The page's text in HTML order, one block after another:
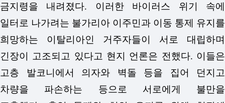
금지령을 내려졌다. 이러한 바이러스 위기 속에
일터로 나가려는 불가리아 이주민과 이동 통제 유지를
희망하는 이탈리아인 거주자들이 서로 대립하며
긴장이 고조되고 있다고 현지 언론은 전했다. 이들은
고층 발코니에서 의자와 벽돌 등을 집어 던지고
차량을 파손하는 등으로 서로에게 불만을